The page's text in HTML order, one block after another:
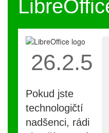
26.2.5
Pokud jste
technologičtí
nadšenci, rádi